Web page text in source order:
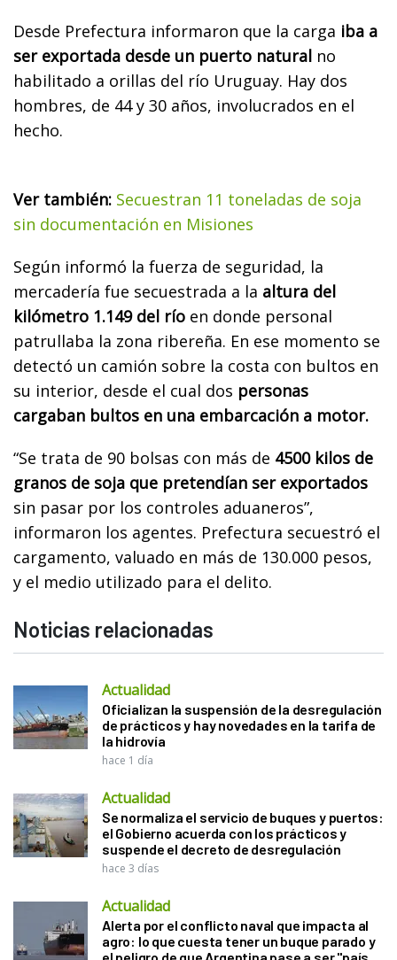
Desde Prefectura informaron que la carga iba a
ser exportada desde un puerto natural no
habilitado a orillas del río Uruguay. Hay dos
hombres, de 44 y 30 años, involucrados en el
hecho.
Ver también: Secuestran 11 toneladas de soja
sin documentación en Misiones
Según informó la fuerza de seguridad, la
mercadería fue secuestrada a la altura del
kilómetro 1.149 del río en donde personal
patrullaba la zona ribereña. En ese momento se
detectó un camión sobre la costa con bultos en
su interior, desde el cual dos personas
cargaban bultos en una embarcación a motor.
“Se trata de 90 bolsas con más de 4500 kilos de
granos de soja que pretendían ser exportados
sin pasar por los controles aduaneros”,
informaron los agentes. Prefectura secuestró el
cargamento, valuado en más de 130.000 pesos,
y el medio utilizado para el delito.
Noticias relacionadas
Actualidad
Oficializan la suspensión de la desregulación
de prácticos y hay novedades en la tarifa de
la hidrovía
hace 1 día
Actualidad
Se normaliza el servicio de buques y puertos:
el Gobierno acuerda con los prácticos y
suspende el decreto de desregulación
hace 3 días
Actualidad
Alerta por el conflicto naval que impacta al
agro: lo que cuesta tener un buque parado y